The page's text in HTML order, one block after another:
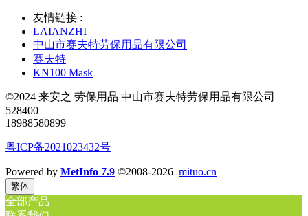
友情链接 :
LAIANZHI
中山市赛夫特劳保用品有限公司
赛夫特
KN100 Mask
©2024 来安之 劳保用品 中山市赛夫特劳保用品有限公司
528400
18988580899
粤ICP备2021023432号
Powered by MetInfo 7.9 ©2008-2026 mituo.cn
繁体
全部产品